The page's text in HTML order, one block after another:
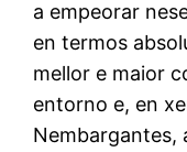
a empeorar
en termos
mellor e maior
entorno e, en
Nembargantes,